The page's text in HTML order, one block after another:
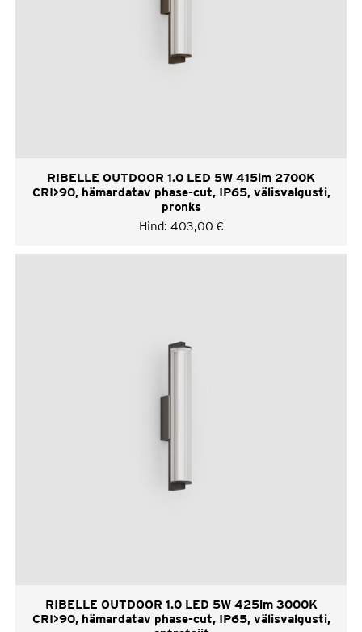
RIBELLE OUTDOOR 1.0 LED 5W 415lm 2700K
CRI>90, hämardatav phase-cut, IP65, välisvalgusti,
pronks
Hind: 403,00 €
RIBELLE OUTDOOR 1.0 LED 5W 425lm 3000K
CRI>90, hämardatav phase-cut, IP65, välisvalgusti,